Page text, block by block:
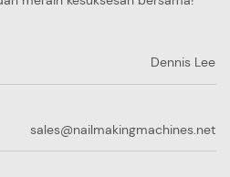
Dennis Lee
sales@nailmakingmachines.net